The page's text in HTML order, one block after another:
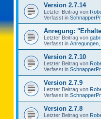
Version 2.7.14
Letzter Beitrag von
Verfasst in
Anregung:
Letzter Beitrag von
Verfasst in
Version 2.7.10
Letzter Beitrag von
Verfasst in
Version 2.7.9
Letzter Beitrag von
Verfasst in
Version 2.7.8
Letzter Beitrag von